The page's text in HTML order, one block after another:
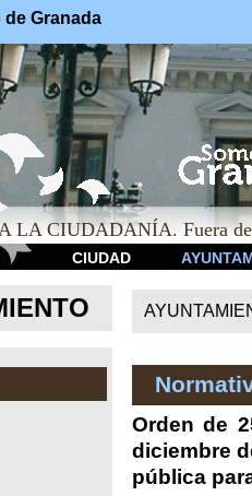
Granada
LA CIUDADANÍA. Fuera de
CIUDAD
Orden de
diciembre
pública